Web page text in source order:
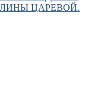
ЦАРЕВОЙ.